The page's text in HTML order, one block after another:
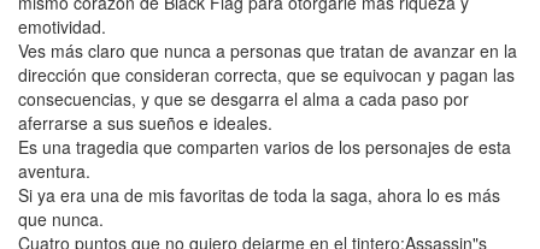
emotividad.
Ves más claro que nunca a personas que tratan de avanzar en la
dirección que consideran correcta, que se equivocan y pagan las
consecuencias, y que se desgarra el alma a cada paso por
aferrarse a sus sueños e ideales.
Es una tragedia que comparten varios de los personajes de esta
aventura.
Si ya era una de mis favoritas de toda la saga, ahora lo es más
que nunca.
Cuatro puntos que no quiero dejarme en el tintero:Assassin"s